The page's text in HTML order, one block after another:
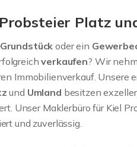
Platz
Grundstückoder ein
verkaufen? Wir
Immobilienverkauf. Unsere
und Umland besitzen
Unser Maklerbüro für Kiel
und zuverlässig.